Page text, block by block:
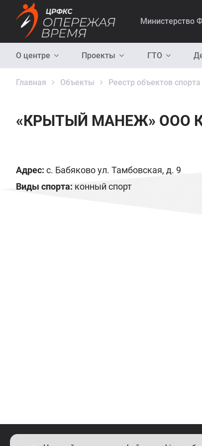
Министерство
О центре Проекты ГТО
Главная Объекты Реестр объектов спорта
«КРЫТЫЙ МАНЕЖ» ООО
Адрес: с. Бабяково ул. Тамбовская, д. 9
Виды спорта: конный спорт